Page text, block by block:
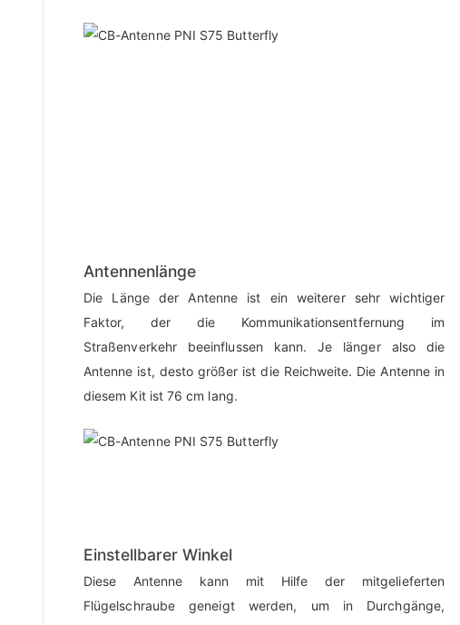
Antennenlänge
Die Länge der Antenne ist ein weiterer sehr wichtiger
Faktor, der die Kommunikationsentfernung im
Straßenverkehr beeinflussen kann. Je länger also die
Antenne ist, desto größer ist die Reichweite. Die Antenne in
diesem Kit ist 76 cm lang.
Einstellbarer Winkel
Diese Antenne kann mit Hilfe der mitgelieferten
Flügelschraube geneigt werden, um in Durchgänge,